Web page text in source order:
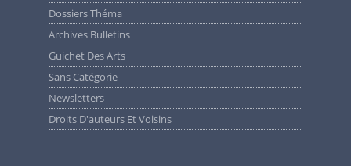
Dossiers Théma
Archives Bulletins
Guichet Des Arts
Sans Catégorie
Newsletters
Droits D'auteurs Et Voisins